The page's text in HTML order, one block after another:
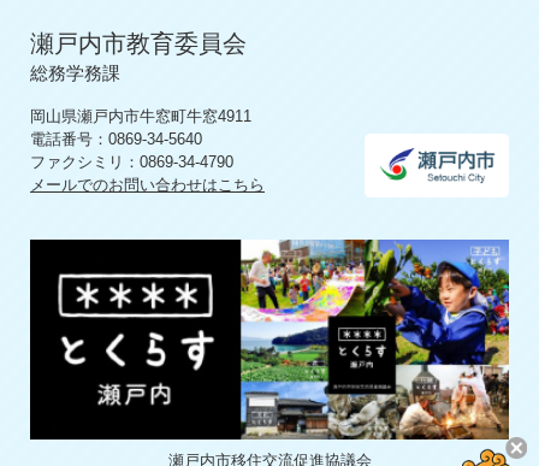
瀬戸内市教育委員会
総務学務課
岡山県瀬戸内市牛窓町牛窓4911
電話番号：0869-34-5640
ファクシミリ：0869-34-4790
メールでのお問い合わせはこちら
瀬戸内市移住交流促進協議会